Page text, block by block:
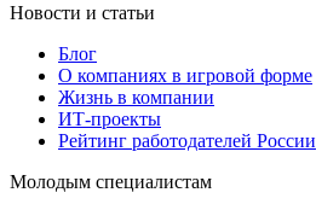
Новости и статьи
Блог
О компаниях в игровой форме
Жизнь в компании
ИТ-проекты
Рейтинг работодателей России
Молодым специалистам